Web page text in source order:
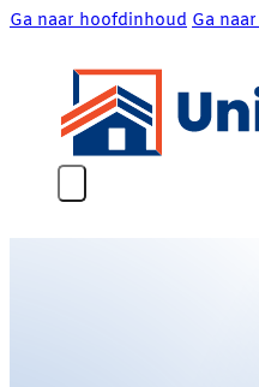
Ga naar hoofdinhoud Ga